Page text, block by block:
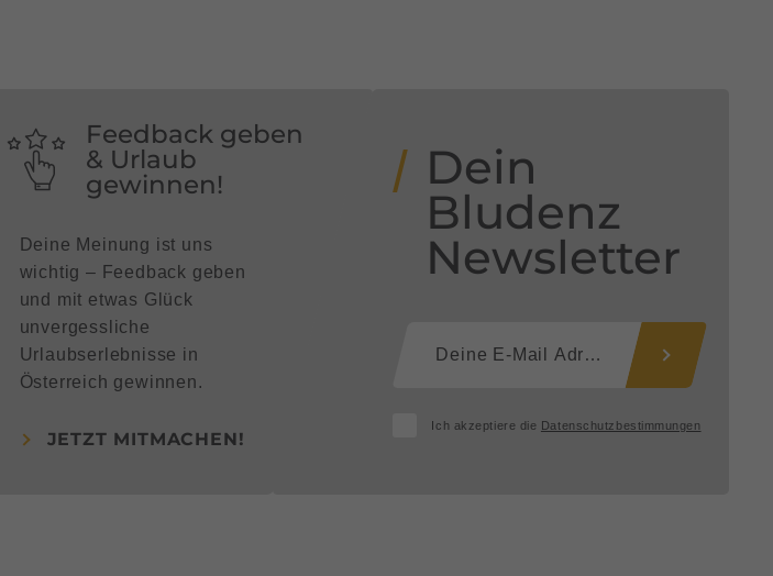
Feedback geben
& Urlaub
gewinnen!
Deine Meinung ist uns
wichtig – Feedback geben
und mit etwas Glück
unvergessliche
Urlaubserlebnisse in
Österreich gewinnen.
JETZT MITMACHEN!
Dein
Bludenz
Newsletter
Ich akzeptiere die Datenschutzbestimmungen